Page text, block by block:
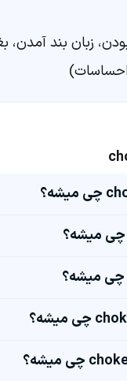
زبان بند